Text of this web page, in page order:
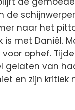
de
naar het
is met Daniël.
ophef.
gelaten van
en zijn kritiek